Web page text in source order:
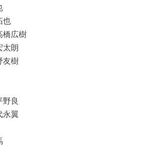
也
橋広樹
太朗
友樹
良
永翼